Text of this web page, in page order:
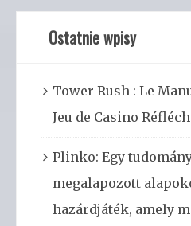
Ostatnie wpisy
Tower Rush : Le
Jeu de Casino
Plinko: Egy
megalapozott
hazárdjáték, amely